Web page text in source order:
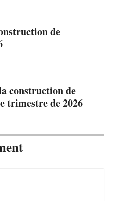
de
construction de
trimestre de 2026